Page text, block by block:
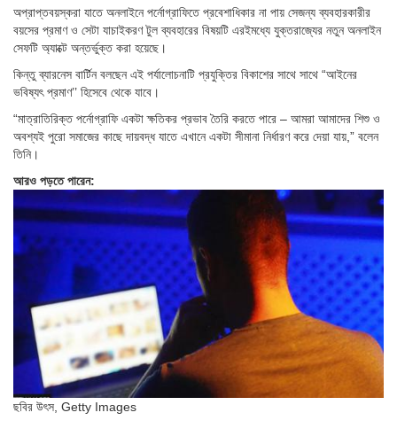
অপ্রাপ্তবয়স্করা যাতে অনলাইনে পর্নোগ্রাফিতে প্রবেশাধিকার না পায় সেজন্য ব্যবহারকারীর
বয়সের প্রমাণ ও সেটা যাচাইকরণ টুল ব্যবহারের বিষয়টি এরইমধ্যে যুক্তরাজ্যের নতুন অনলাইন
সেফটি অ্যাক্টে অন্তর্ভুক্ত করা হয়েছে।
কিন্তু ব্যারনেস বার্টিন বলছেন এই পর্যালোচনাটি প্রযুক্তির বিকাশের সাথে সাথে “আইনের
ভবিষ্যৎ প্রমাণ’’ হিসেবে থেকে যাবে।
“মাত্রাতিরিক্ত পর্নোগ্রাফি একটা ক্ষতিকর প্রভাব তৈরি করতে পারে – আমরা আমাদের শিশু ও
অবশ্যই পুরো সমাজের কাছে দায়বদ্ধ যাতে এখানে একটা সীমানা নির্ধারণ করে দেয়া যায়,” বলেন
তিনি।
আরও পড়তে পারেন:
ছবির উৎস, Getty Images